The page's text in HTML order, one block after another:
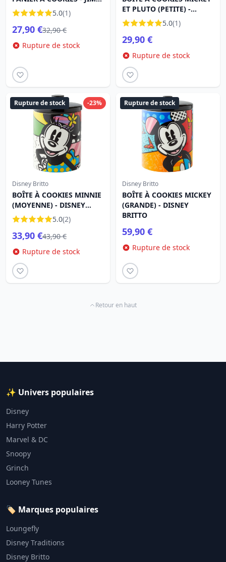
SHORE HEARTWOOD
CREEK
5.0(1)
27,90 €32,90 €
Rupture de stock
ET PLUTO (PETITE) -
DISNEY BRITTO
5.0(1)
29,90 €
Rupture de stock
-23%
Rupture de stock
Disney Britto
BOÎTE À COOKIES MINNIE
(MOYENNE) - DISNEY
BRITTO
5.0(2)
33,90 €43,90 €
Rupture de stock
Rupture de stock
Disney Britto
BOÎTE À COOKIES MICKEY
(GRANDE) - DISNEY
BRITTO
59,90 €
Rupture de stock
Retour en haut
✨ Univers populaires
Disney
Harry Potter
Marvel & DC
Snoopy
Grinch
Looney Tunes
🏷️ Marques populaires
Loungefly
Disney Traditions
Disney Britto